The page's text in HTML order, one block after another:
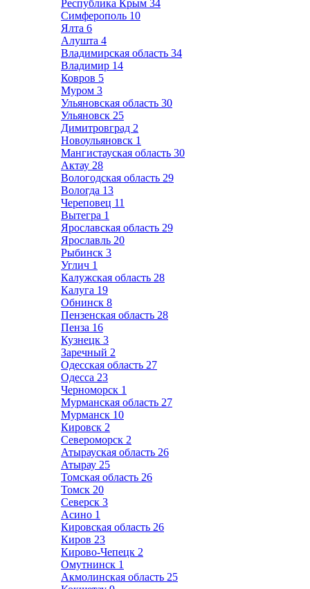
Республика Крым 34
Симферополь 10
Ялта 6
Алушта 4
Владимирская область 34
Владимир 14
Ковров 5
Муром 3
Ульяновская область 30
Ульяновск 25
Димитровград 2
Новоульяновск 1
Мангистауская область 30
Актау 28
Вологодская область 29
Вологда 13
Череповец 11
Вытегра 1
Ярославская область 29
Ярославль 20
Рыбинск 3
Углич 1
Калужская область 28
Калуга 19
Обнинск 8
Пензенская область 28
Пенза 16
Кузнецк 3
Заречный 2
Одесская область 27
Одесса 23
Черноморск 1
Мурманская область 27
Мурманск 10
Кировск 2
Североморск 2
Атырауская область 26
Атырау 25
Томская область 26
Томск 20
Северск 3
Асино 1
Кировская область 26
Киров 23
Кирово-Чепецк 2
Омутнинск 1
Акмолинская область 25